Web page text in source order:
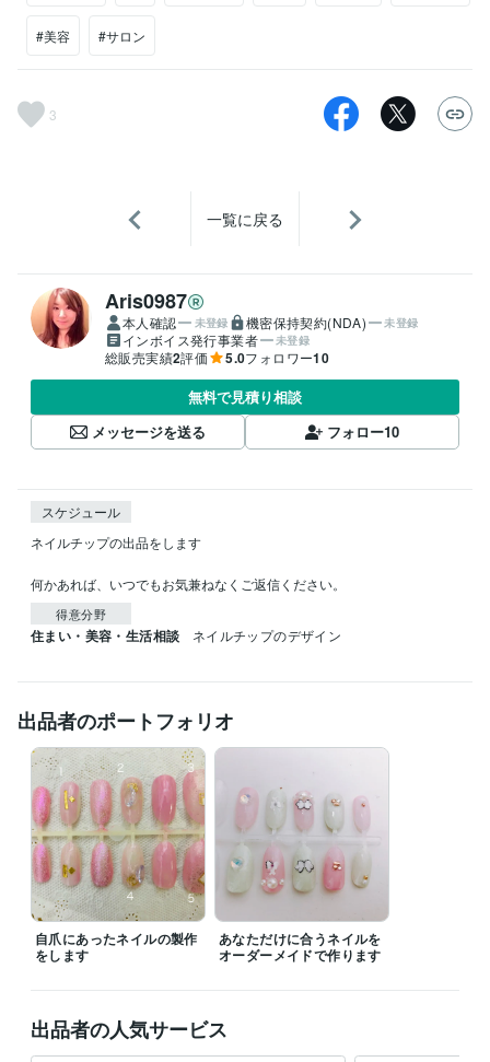
#美容 #サロン
3
一覧に戻る
Aris0987
本人確認 未登録 機密保持契約(NDA) 未登録
インボイス発行事業者 未登録
総販売実績2評価 5.0フォロワー10
無料で見積り相談
メッセージを送る
フォロー10
スケジュール
ネイルチップの出品をします
何かあれば、いつでもお気兼ねなくご返信ください。
得意分野
住まい・美容・生活相談 ネイルチップのデザイン
出品者のポートフォリオ
自爪にあったネイルの製作
をします
あなただけに合うネイルを
オーダーメイドで作ります
出品者の人気サービス